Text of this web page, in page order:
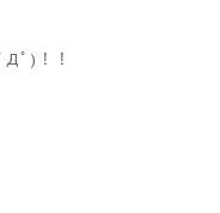
ﾟДﾟ)！！